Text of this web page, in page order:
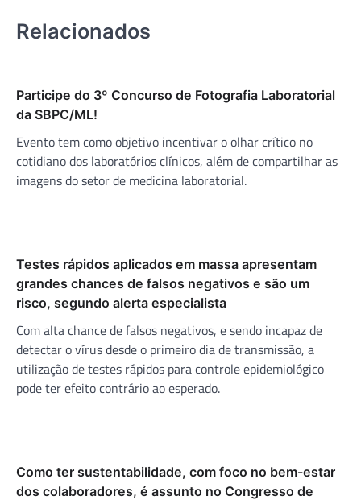
Relacionados
Participe do 3º Concurso de Fotografia Laboratorial
da SBPC/ML!
Evento tem como objetivo incentivar o olhar crítico no
cotidiano dos laboratórios clínicos, além de compartilhar as
imagens do setor de medicina laboratorial.
Testes rápidos aplicados em massa apresentam
grandes chances de falsos negativos e são um
risco, segundo alerta especialista
Com alta chance de falsos negativos, e sendo incapaz de
detectar o vírus desde o primeiro dia de transmissão, a
utilização de testes rápidos para controle epidemiológico
pode ter efeito contrário ao esperado.
Como ter sustentabilidade, com foco no bem-estar
dos colaboradores, é assunto no Congresso de